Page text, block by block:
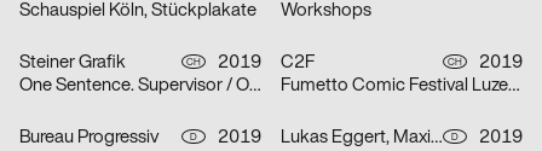
Schauspiel Köln, Stückplakate
Workshops
Steiner Grafik CH
2019
One Sentence. Supervisor / Omni Selassi
C2F CH
2019
Fumetto Comic Festival Luzern 2019
Bureau Progressiv D
2019
Lukas Eggert, Maximilian Haslauer D
2019